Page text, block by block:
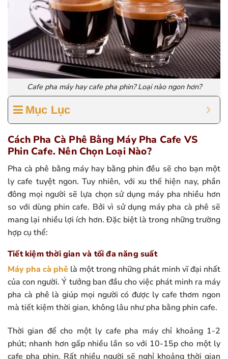
Cafe pha máy hay cafe pha phin? Loại nào ngon hơn?
Mục Lục
Cách Pha Cà Phê Bằng Máy Pha Cafe VS
Phin Cafe. Nên Chọn Loại Nào?
Pha cà phê bằng máy hay bằng phin đều sẽ cho bạn một
ly cafe tuyệt ngon. Tuy nhiên, với xu thế hiện nay, phần
đông mọi người sẽ lựa chọn sử dụng máy pha nhiều hơn
so với dùng phin cafe. Bởi vì sử dụng máy pha cà phê sẽ
mang lại nhiều lợi ích hơn. Đặc biệt là trong những trường
hợp cụ thể:
Tiết kiệm thời gian và tối đa năng suất
Máy pha cà phê là một trong những phát minh vĩ đại nhất
của con người. Ý tưởng ban đầu cho việc phát minh ra máy
pha cà phê là giúp mọi người có được ly cafe thơm ngon
mà tiết kiệm thời gian, không lâu như pha bằng phin cafe.
Thời gian để cho một ly cafe pha máy chỉ khoảng 1-2
phút; nhanh hơn gấp nhiều lần so với 10-15p cho một ly
cafe pha phin. Rất nhiều người sẽ nghỉ khoảng thời gian